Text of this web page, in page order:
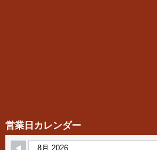
営業日カレンダー